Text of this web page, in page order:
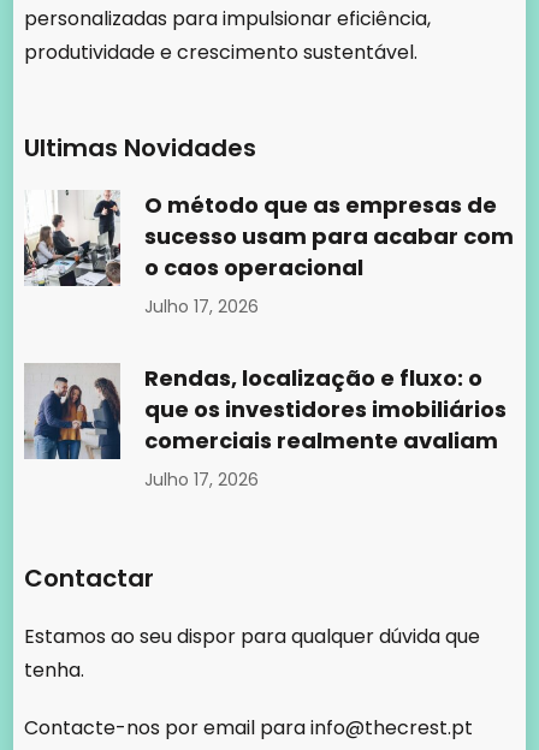
personalizadas para impulsionar eficiência,
produtividade e crescimento sustentável.
Ultimas Novidades
O método que as empresas de
sucesso usam para acabar com
o caos operacional
Julho 17, 2026
Rendas, localização e fluxo: o
que os investidores imobiliários
comerciais realmente avaliam
Julho 17, 2026
Contactar
Estamos ao seu dispor para qualquer dúvida que
tenha.
Contacte-nos por email parainfo@thecrest.pt